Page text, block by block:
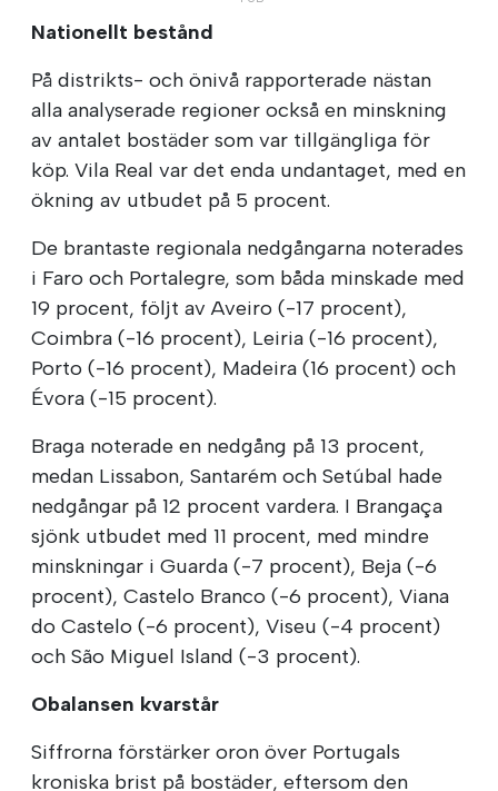
Nationellt bestånd
På distrikts- och önivå rapporterade nästan
alla analyserade regioner också en minskning
av antalet bostäder som var tillgängliga för
köp. Vila Real var det enda undantaget, med en
ökning av utbudet på 5 procent.
De brantaste regionala nedgångarna noterades
i Faro och Portalegre, som båda minskade med
19 procent, följt av Aveiro (-17 procent),
Coimbra (-16 procent), Leiria (-16 procent),
Porto (-16 procent), Madeira (16 procent) och
Évora (-15 procent).
Braga noterade en nedgång på 13 procent,
medan Lissabon, Santarém och Setúbal hade
nedgångar på 12 procent vardera. I Brangaça
sjönk utbudet med 11 procent, med mindre
minskningar i Guarda (-7 procent), Beja (-6
procent), Castelo Branco (-6 procent), Viana
do Castelo (-6 procent), Viseu (-4 procent)
och São Miguel Island (-3 procent).
Obalansen kvarstår
Siffrorna förstärker oron över Portugals
kroniska brist på bostäder, eftersom den